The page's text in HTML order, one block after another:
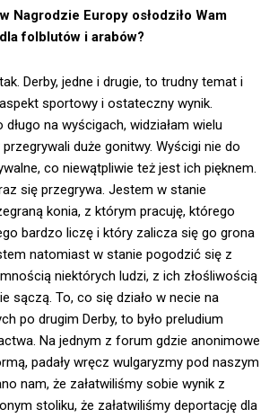
Nagrodzie Europy osłodziło Wam
folblutów i arabów?
Derby, jedne i drugie, to trudny temat i
sportowy i ostateczny wynik.
na wyścigach, widziałam wielu
duże gonitwy. Wyścigi nie do
co niewątpliwie też jest ich pięknem.
się przegrywa. Jestem w stanie
konia, z którym pracuję, którego
bardzo liczę i który zalicza się go grona
natomiast w stanie pogodzić się z
niektórych ludzi, z ich złośliwością
sączą. To, co się działo w necie na
po drugim Derby, to było preludium
Na jednym z forum gdzie anonimowe
padały wręcz wulgaryzmy pod naszym
nam, że załatwiliśmy sobie wynik z
stoliku, że załatwiliśmy deportację dla